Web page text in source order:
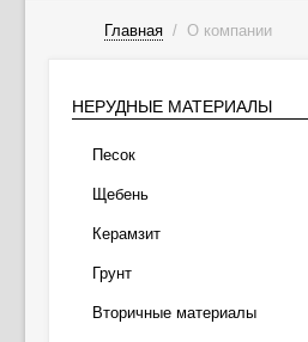
Главная / О компании
НЕРУДНЫЕ МАТЕРИАЛЫ
Песок
Щебень
Керамзит
Грунт
Вторичные материалы